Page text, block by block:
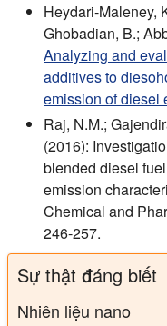
Heydari-Maleney,
Ghobadian, B.;
Analyzing and
additives to
emission of diesel
Raj, N.M.;
(2016):
blended diesel
emission
Chemical and
246-257.
Sự thật đáng biết
Nhiên liệu nano